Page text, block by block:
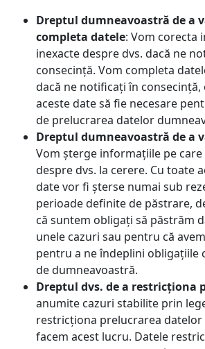
Dreptul dumneavoastră de a
completa datele: Vom corecta
inexacte despre dvs. dacă ne
consecință. Vom completa
dacă ne notificați în consecință,
aceste date să fie necesare
de prelucrarea datelor
Dreptul dumneavoastră de a
Vom șterge informațiile pe
despre dvs. la cerere. Cu toate
date vor fi șterse numai sub
perioade definite de păstrare,
că suntem obligați să păstrăm
unele cazuri sau pentru că
pentru a ne îndeplini obligațiile
de dumneavoastră.
Dreptul dvs. de a restricționa
anumite cazuri stabilite prin
restricționa prelucrarea datelor
facem acest lucru. Datele